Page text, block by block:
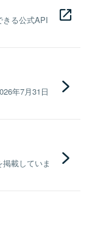
きる公式API
年7月31日
載していま